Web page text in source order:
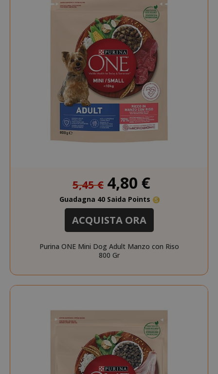
5,45 € speciale
4,80 €
Guadagna 40 Saida Points
ACQUISTA ORA
Purina ONE Mini Dog Adult Manzo con Riso
800 Gr